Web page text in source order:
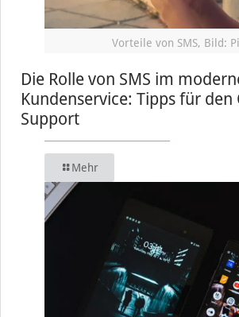
Vorteile von SMS, Bild:
Die Rolle von SMS im
Kundenservice: Tipps für den
Support
Mehr